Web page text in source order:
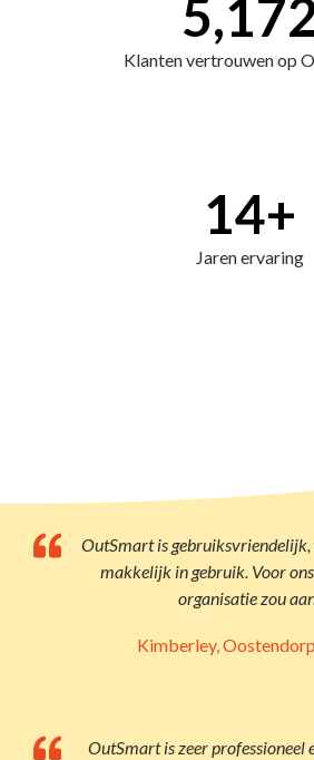
Klanten vertrouwen op
14+
Jaren ervaring
OutSmart is gebruiksvriendelijk,
makkelijk in gebruik. Voor
organisatie zou
Kimberley,
OutSmart is zeer professioneel